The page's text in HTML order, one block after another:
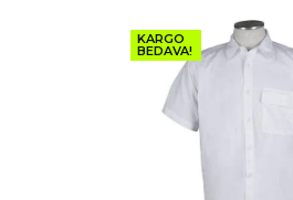
KARGO
BEDAVA!